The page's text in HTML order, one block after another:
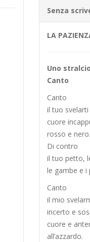
Senza
LA
Uno
Canto
Canto
il tuo svelarti
cuore
rosso e nero.
Di contro
il tuo petto,
le gambe e i
Canto
il mio
incerto e
cuore e
all’azzardo.